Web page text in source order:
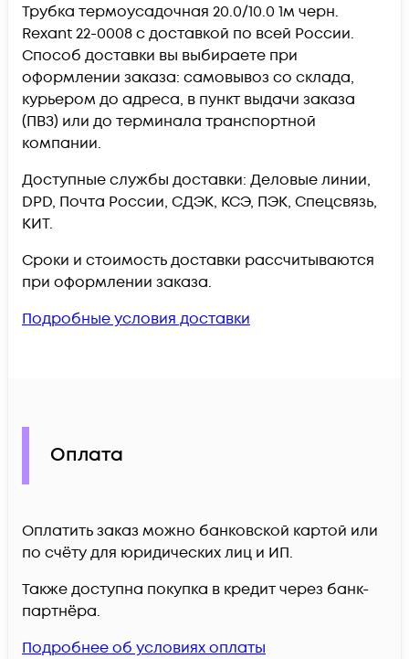
Трубка термоусадочная 20.0/10.0 1м черн.
Rexant 22-0008 c доставкой по всей России.
Способ доставки вы выбираете при
оформлении заказа: самовывоз со склада,
курьером до адреса, в пункт выдачи заказа
(ПВЗ) или до терминала транспортной
компании.
Доступные службы доставки: Деловые линии,
DPD, Почта России, СДЭК, КСЭ, ПЭК, Спецсвязь,
КИТ.
Сроки и стоимость доставки рассчитываются
при оформлении заказа.
Подробные условия доставки
Оплата
Оплатить заказ можно банковской картой или
по счёту для юридических лиц и ИП.
Также доступна покупка в кредит через банк-
партнёра.
Подробнее об условиях оплаты